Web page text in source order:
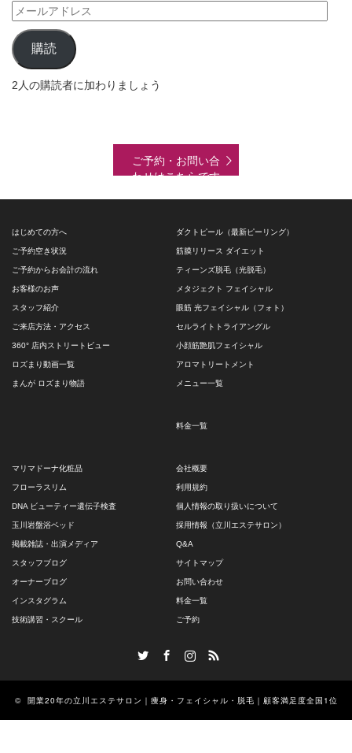
メ
ー
ル
ア
ド
レ
購読
2人の購読者に加わりましょう
ご予約・お問い合
わせはこちらです
はじめての方へ
ご予約空き状況
ご予約からお会計の流れ
お客様のお声
スタッフ紹介
ご来店方法・アクセス
360° 店内ストリートビュー
ロズまり動画一覧
まんが ロズまり物語
ダクトピール（最新ピーリング）
筋膜リリース ダイエット
ティーンズ脱毛（光脱毛）
メタジェクト フェイシャル
眼筋 光フェイシャル（フォト）
セルライトトライアングル
小顔筋艶肌フェイシャル
アロマトリートメント
メニュー一覧
料金一覧
マリマドーナ化粧品
フローラスリム
DNA ビューティー遺伝子検査
玉川岩盤浴ベッド
掲載雑誌・出演メディア
スタッフブログ
オーナーブログ
インスタグラム
技術講習・スクール
会社概要
利用規約
個人情報の取り扱いについて
採用情報（立川エステサロン）
Q&A
サイトマップ
お問い合わせ
料金一覧
ご予約
RSS
© 開業20年の立川エステサロン｜痩身・フェイシャル・脱毛｜顧客満足度全国1位